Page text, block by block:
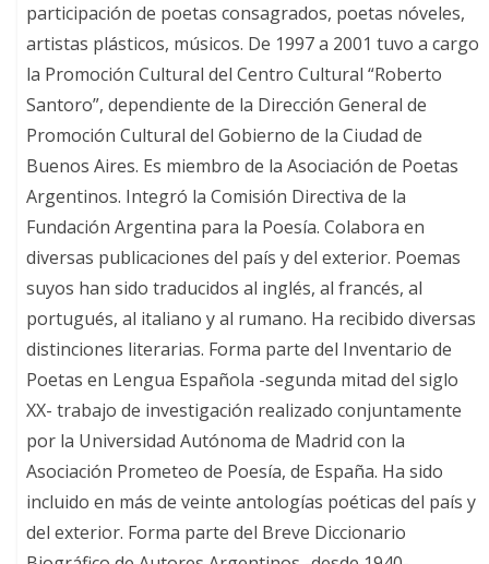
participación de poetas consagrados, poetas nóveles,
artistas plásticos, músicos. De 1997 a 2001 tuvo a cargo
la Promoción Cultural del Centro Cultural “Roberto
Santoro”, dependiente de la Dirección General de
Promoción Cultural del Gobierno de la Ciudad de
Buenos Aires. Es miembro de la Asociación de Poetas
Argentinos. Integró la Comisión Directiva de la
Fundación Argentina para la Poesía. Colabora en
diversas publicaciones del país y del exterior. Poemas
suyos han sido traducidos al inglés, al francés, al
portugués, al italiano y al rumano. Ha recibido diversas
distinciones literarias. Forma parte del Inventario de
Poetas en Lengua Española -segunda mitad del siglo
XX- trabajo de investigación realizado conjuntamente
por la Universidad Autónoma de Madrid con la
Asociación Prometeo de Poesía, de España. Ha sido
incluido en más de veinte antologías poéticas del país y
del exterior. Forma parte del Breve Diccionario